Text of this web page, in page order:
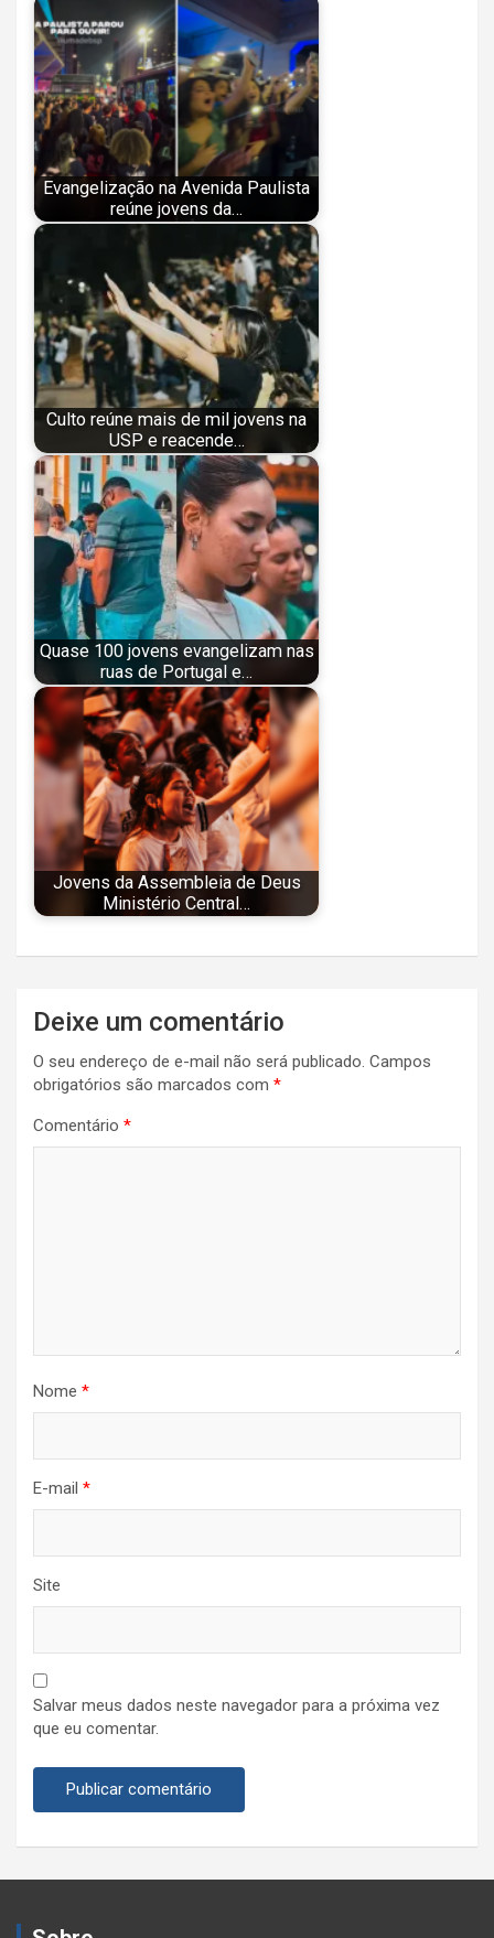
Evangelização na Avenida Paulista
reúne jovens da…
Culto reúne mais de mil jovens na
USP e reacende…
Quase 100 jovens evangelizam nas
ruas de Portugal e…
Jovens da Assembleia de Deus
Ministério Central…
Navegação
de
Post
Deixe um comentário
O seu endereço de e-mail não será publicado. Campos
obrigatórios são marcados com *
Comentário *
Nome *
E-mail *
Site
Salvar meus dados neste navegador para a próxima vez
que eu comentar.